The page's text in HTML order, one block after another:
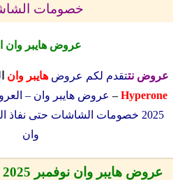
خصومات
عروض هايبر وان
عروض نتتقدم لكم عروضهايبر وان
Hyperone
–
2025 خصومات الشاشات حتى نفاذ
وان
عروض هايبر وان نوفمبر 2025